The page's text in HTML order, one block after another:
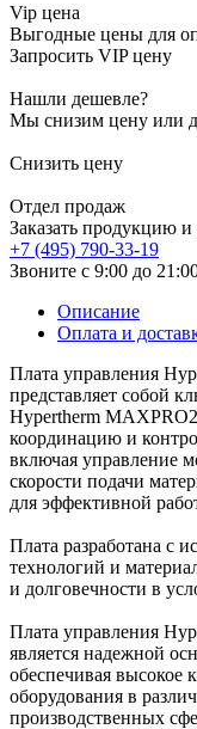
Vip цена
Выгодные цены для
Запросить VIP цену
Нашли дешевле?
Мы снизим цену или
Снизить цену
Отдел продаж
Заказать продукцию
+7 (495) 790-33-19
Звоните с 9:00 до
Описание
Оплата и
Плата управления
представляет собой
Hypertherm
координацию и
включая управление
скорости подачи
для эффективной
Плата разработана с
технологий и
и долговечности в
Плата управления
является надежной
обеспечивая высокое
оборудования в
производственных